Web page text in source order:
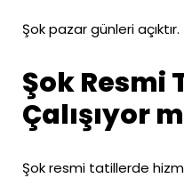
Şok pazar günleri açıktır.
Şok Resmi
Çalışıyor
Şok resmi tatillerde